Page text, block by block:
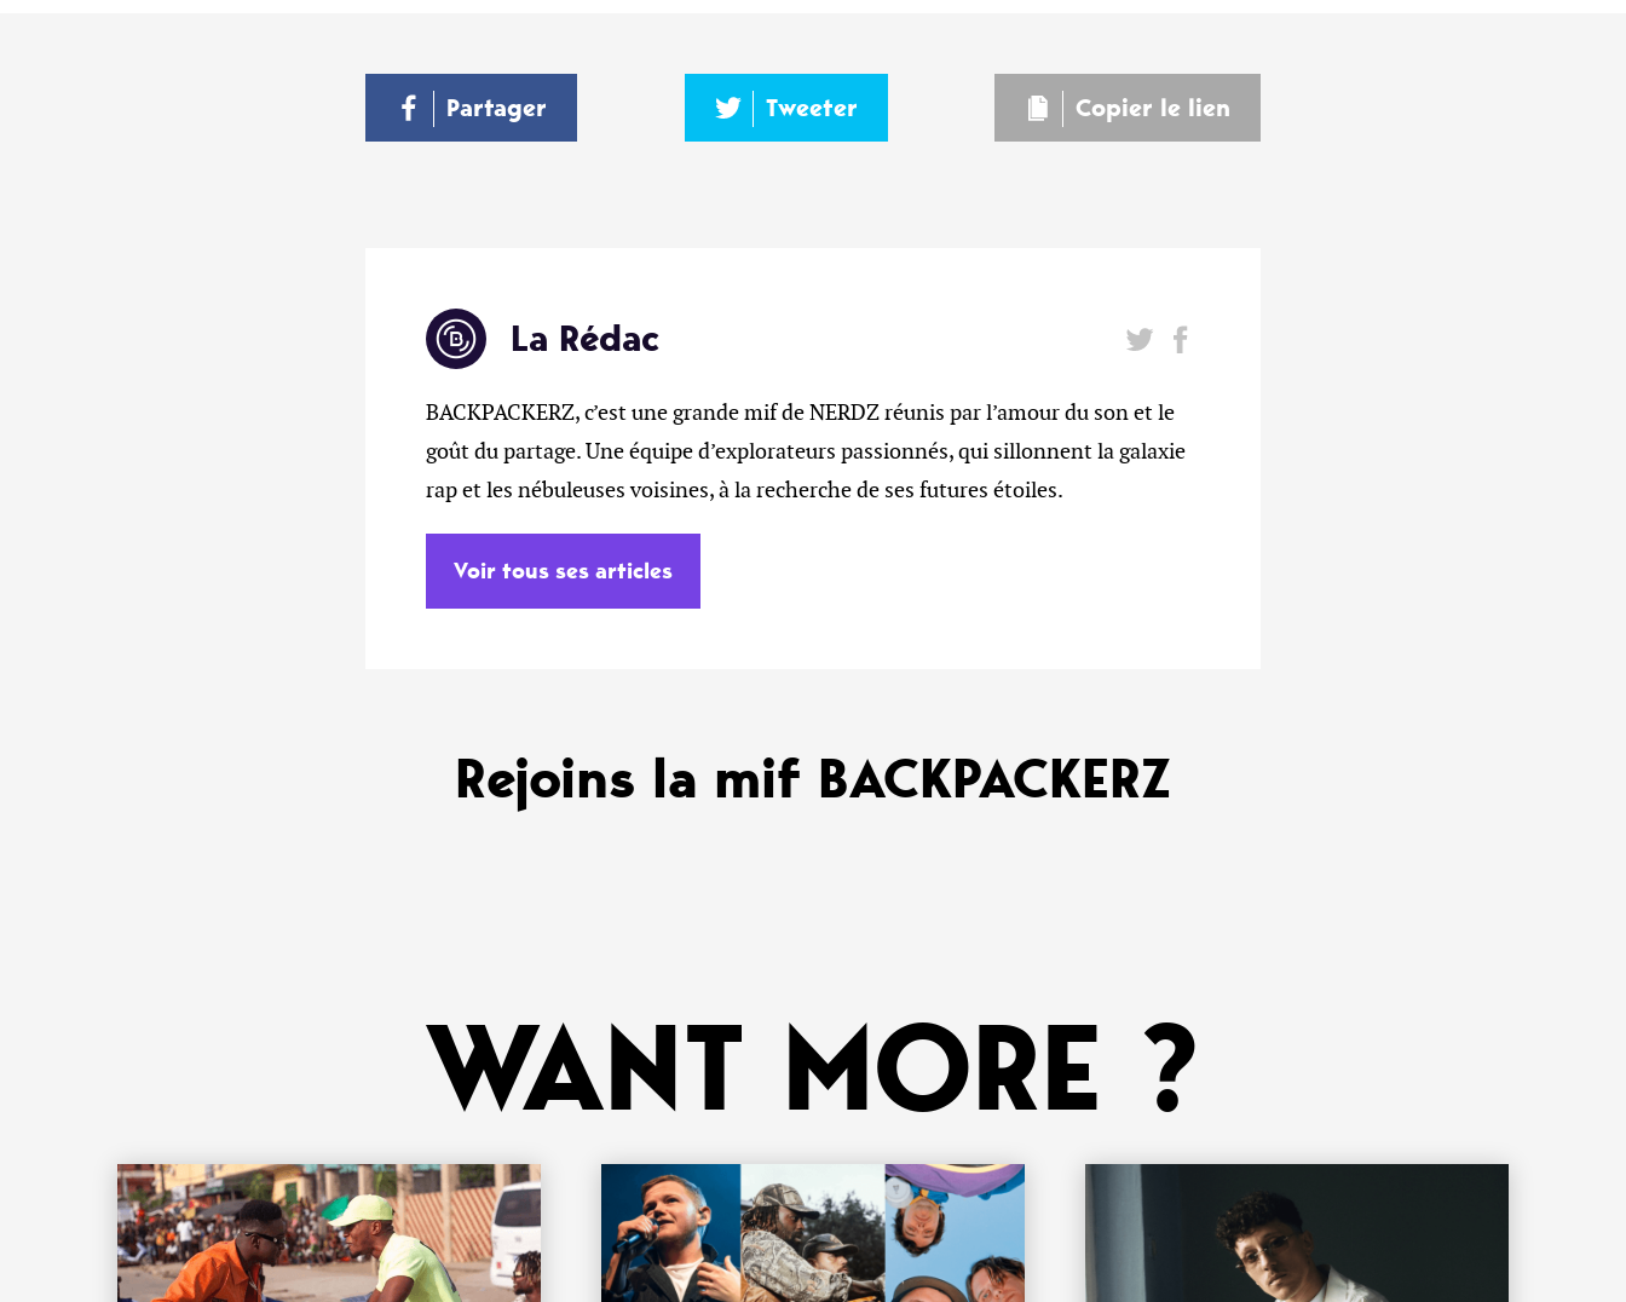
Partager Tweeter Copier le lien
La Rédac
BACKPACKERZ, c’est une grande mif de NERDZ réunis par l’amour du son et le
goût du partage. Une équipe d’explorateurs passionnés, qui sillonnent la galaxie
rap et les nébuleuses voisines, à la recherche de ses futures étoiles.
Voir tous ses articles
Rejoins la mif BACKPACKERZ
WANT MORE ?